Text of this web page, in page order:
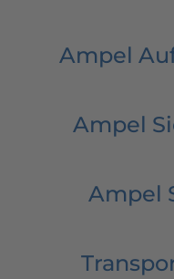
Ampel
Ampel
Ampel